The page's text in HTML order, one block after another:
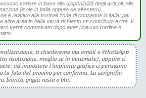
variare in base alla disponibilità degli articoli, alla
(isole in Italia oppure se all'estero)
è relativo alle normali zone di consegna in italia: per
altre aree in Italia verrà richiesto un contributo extra. Il
verrà comunicato dopo aver ricevuto l'ordine o
ti chiederemo via email o WhatsApp
risoluzione, meglio se in vettoriale), oppure ci
ad impostare l'impianto grafico ci pensiamo
la foto del provino per conferma. La serigrafia
bianco, grigio, rosso o blu.